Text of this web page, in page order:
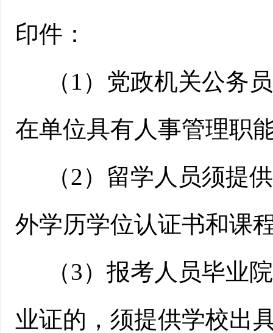
印件：
（ 1）党政机关公务
在单位具有人事管理职
（2）留学人员须提
外学历学位认证书和课
（3）报考人员毕业
业证的，须提供学校出